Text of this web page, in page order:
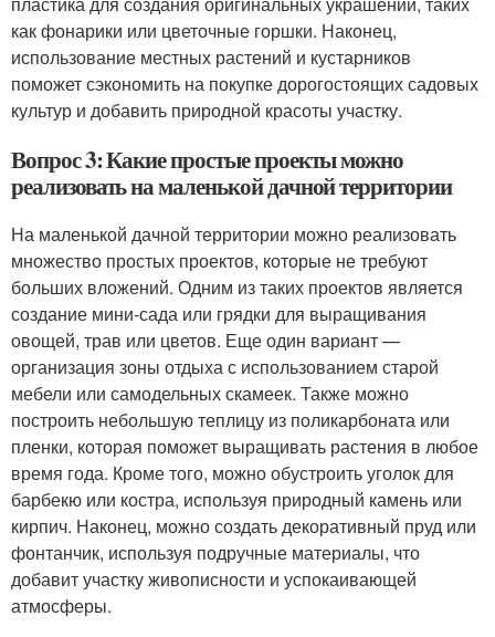
как фонарики или цветочные горшки. Наконец,
использование местных растений и кустарников
поможет сэкономить на покупке дорогостоящих садовых
культур и добавить природной красоты участку.
Вопрос 3: Какие простые проекты можно
реализовать на маленькой дачной территории
На маленькой дачной территории можно реализовать
множество простых проектов, которые не требуют
больших вложений. Одним из таких проектов является
создание мини-сада или грядки для выращивания
овощей, трав или цветов. Еще один вариант —
организация зоны отдыха с использованием старой
мебели или самодельных скамеек. Также можно
построить небольшую теплицу из поликарбоната или
пленки, которая поможет выращивать растения в любое
время года. Кроме того, можно обустроить уголок для
барбекю или костра, используя природный камень или
кирпич. Наконец, можно создать декоративный пруд или
фонтанчик, используя подручные материалы, что
добавит участку живописности и успокаивающей
атмосферы.